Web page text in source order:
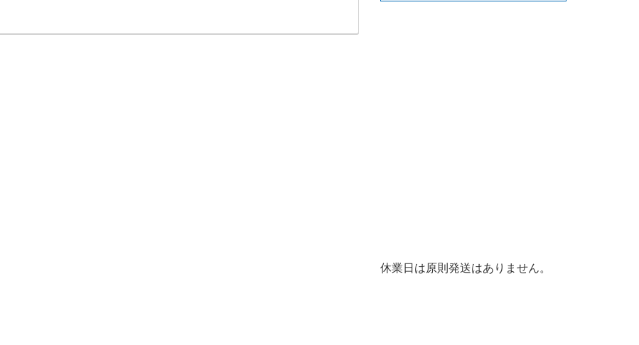
休業日は原則発送はありません。